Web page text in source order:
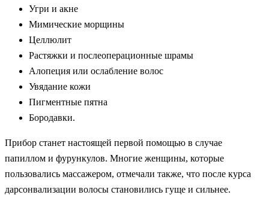
Угри и акне
Мимические морщины
Целлюлит
Растяжки и послеоперационные шрамы
Алопеция или ослабление волос
Увядание кожи
Пигментные пятна
Бородавки.
Прибор станет настоящей первой помощью в случае
папиллом и фурункулов. Многие женщины, которые
пользовались массажером, отмечали также, что после курса
дарсонвализации волосы становились гуще и сильнее.